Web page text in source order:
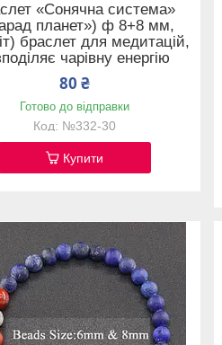
«Сонячна система»
планет») ф 8+8 мм,
браслет для медитацій,
чарівну енергію
80 ₴
Готово до відправки
№332-30
Купити